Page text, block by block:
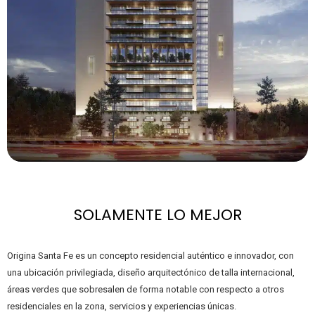
SOLAMENTE LO MEJOR
Origina Santa Fe es un concepto residencial auténtico e innovador, con
una ubicación privilegiada, diseño arquitectónico de talla internacional,
áreas verdes que sobresalen de forma notable con respecto a otros
residenciales en la zona, servicios y experiencias únicas.